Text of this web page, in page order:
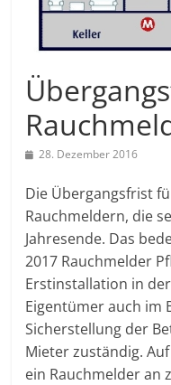
28. Dezember 2016
Die Übergangsfrist
Rauchmeldern, die
Jahresende. Das
2017 Rauchmelder
Erstinstallation in
Eigentümer auch im
Sicherstellung der
Mieter zuständig.
ein Rauchmelder an